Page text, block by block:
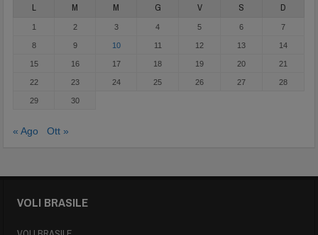
L M M G V S D
1 2 3 4 5 6 7
8 9 10 11 12 13 14
15 16 17 18 19 20 21
22 23 24 25 26 27 28
29 30
« Ago Ott »
VOLI BRASILE